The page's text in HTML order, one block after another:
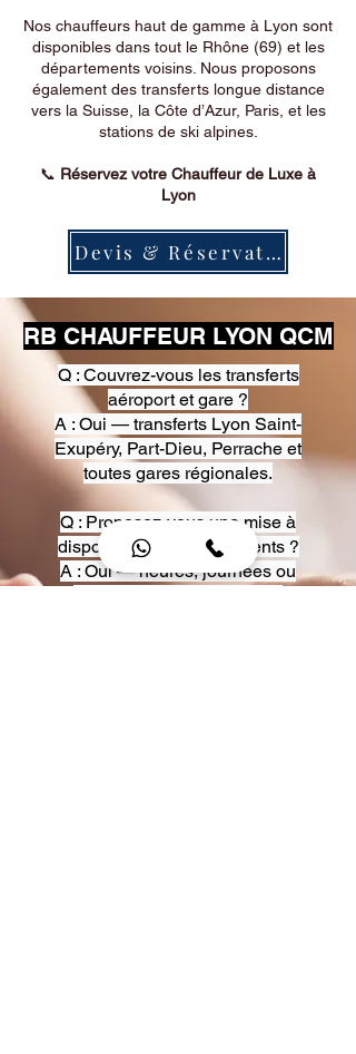
Nos chauffeurs haut de gamme à Lyon sont
disponibles dans tout le Rhône (69) et les
départements voisins. Nous proposons
également des transferts longue distance
vers la Suisse, la Côte d’Azur, Paris, et les
stations de ski alpines.
📞 Réservez votre Chauffeur de Luxe à
Lyon
Devis & Réservation
RB CHAUFFEUR LYON QCM
Q : Couvrez-vous les transferts
aéroport et gare ?
A : Oui — transferts Lyon Saint-
Exupéry, Part-Dieu, Perrache et
toutes gares régionales.
Q : Proposez-vous une mise à
disposition pour événements ?
A : Oui — heures, journées ou